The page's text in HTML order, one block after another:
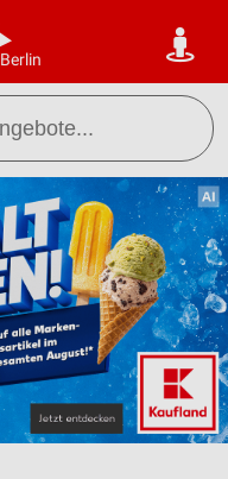
Berlin